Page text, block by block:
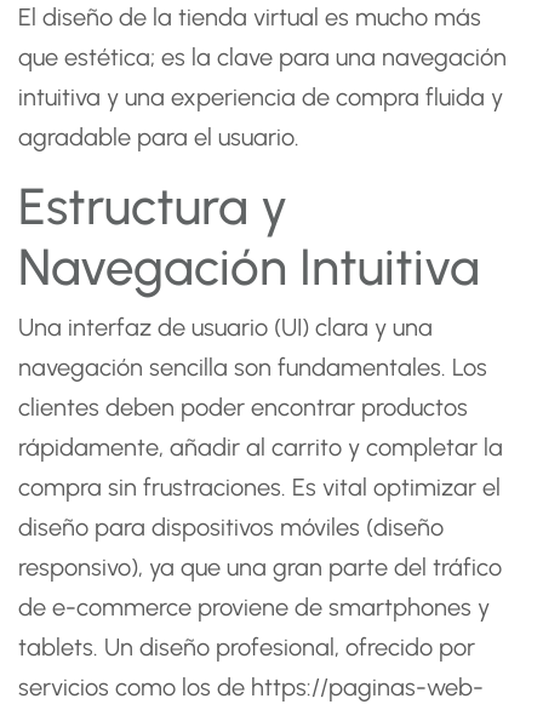
El diseño de la tienda virtual es mucho más
que estética; es la clave para una navegación
intuitiva y una experiencia de compra fluida y
agradable para el usuario.
Estructura y
Navegación Intuitiva
Una interfaz de usuario (UI) clara y una
navegación sencilla son fundamentales. Los
clientes deben poder encontrar productos
rápidamente, añadir al carrito y completar la
compra sin frustraciones. Es vital optimizar el
diseño para dispositivos móviles (diseño
responsivo), ya que una gran parte del tráfico
de e-commerce proviene de smartphones y
tablets. Un diseño profesional, ofrecido por
servicios como los de https://paginas-web-